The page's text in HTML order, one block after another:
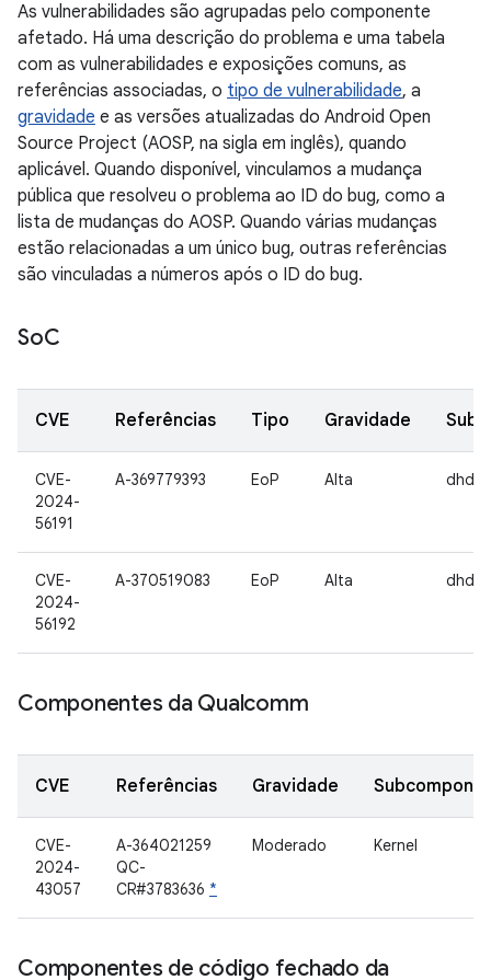
As vulnerabilidades são agrupadas pelo componente
afetado. Há uma descrição do problema e uma tabela
com as vulnerabilidades e exposições comuns, as
referências associadas, o tipo de vulnerabilidade, a
gravidade e as versões atualizadas do Android Open
Source Project (AOSP, na sigla em inglês), quando
aplicável. Quando disponível, vinculamos a mudança
pública que resolveu o problema ao ID do bug, como a
lista de mudanças do AOSP. Quando várias mudanças
estão relacionadas a um único bug, outras referências
são vinculadas a números após o ID do bug.
SoC
CVE Referências Tipo Gravidade
CVE-
2024-
56191
A-369779393 EoP Alta
CVE-
2024-
56192
A-370519083 EoP Alta
Componentes da Qualcomm
CVE Referências Gravidade
CVE-
2024-
43057
A-364021259
QC-
CR#3783636 *
Moderado Kernel
Componentes de código fechado da